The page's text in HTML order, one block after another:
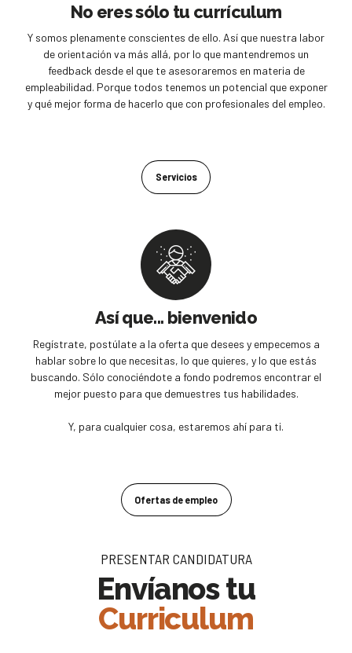
No eres sólo tu currículum
Y somos plenamente conscientes de ello. Así que nuestra labor
de orientación va más allá, por lo que mantendremos un
feedback desde el que te asesoraremos en materia de
empleabilidad. Porque todos tenemos un potencial que exponer
y qué mejor forma de hacerlo que con profesionales del empleo.
Servicios
Así que... bienvenido
Regístrate, postúlate a la oferta que desees y empecemos a
hablar sobre lo que necesitas, lo que quieres, y lo que estás
buscando. Sólo conociéndote a fondo podremos encontrar el
mejor puesto para que demuestres tus habilidades.
Y, para cualquier cosa, estaremos ahí para ti.
Ofertas de empleo
PRESENTAR CANDIDATURA
Envíanos tu
Curriculum